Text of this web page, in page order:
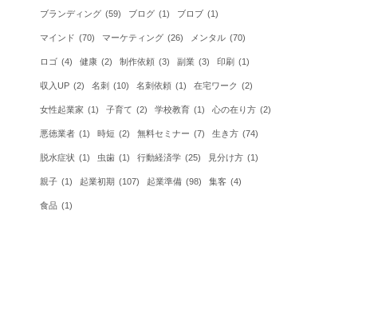
ブランディング (59) ブログ (1) ブロブ (1)
マインド (70) マーケティング (26) メンタル (70)
ロゴ (4) 健康 (2) 制作依頼 (3) 副業 (3) 印刷 (1)
収入UP (2) 名刺 (10) 名刺依頼 (1) 在宅ワーク (2)
女性起業家 (1) 子育て (2) 学校教育 (1) 心の在り方 (2)
悪徳業者 (1) 時短 (2) 無料セミナー (7) 生き方 (74)
脱水症状 (1) 虫歯 (1) 行動経済学 (25) 見分け方 (1)
親子 (1) 起業初期 (107) 起業準備 (98) 集客 (4)
食品 (1)